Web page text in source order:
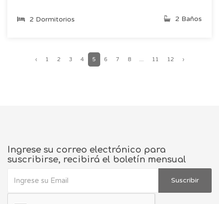
2 Dormitorios 2 Baños
‹ 1 2 3 4 5 6 7 8 ... 11 12 ›
Ingrese su correo electrónico para
suscribirse, recibirá el boletín mensual
Suscribir